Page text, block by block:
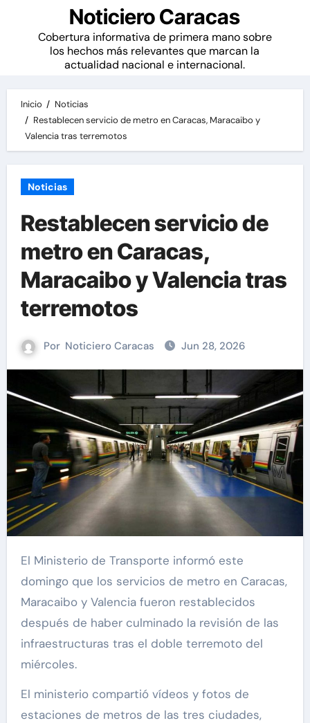
Noticiero Caracas
Cobertura informativa de primera mano sobre
los hechos más relevantes que marcan la
actualidad nacional e internacional.
Inicio
Noticias
Restablecen servicio de metro en Caracas, Maracaibo y
Valencia tras terremotos
Noticias
Restablecen servicio de
metro en Caracas,
Maracaibo y Valencia tras
terremotos
Por Noticiero Caracas Jun 28, 2026
El Ministerio de Transporte informó este
domingo que los servicios de metro en Caracas,
Maracaibo y Valencia fueron restablecidos
después de haber culminado la revisión de las
infraestructuras tras el doble terremoto del
miércoles.
El ministerio compartió vídeos y fotos de
estaciones de metros de las tres ciudades,